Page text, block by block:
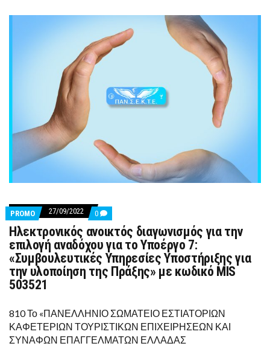
PROMO 27/09/2022 0 COMMENTS
ON
ΗΛΕΚΤΡΟΝΙΚΌΣ
ΑΝΟΙΚΤΌΣ
ΔΙΑΓΩΝΙΣΜΌΣ
ΓΙΑ
ΤΗΝ
ΕΠΙΛΟΓΉ
ΥΠΟΈΡΓΟ
7:
«ΣΥΜΒΟΥΛΕΥΤΙΚΈΣ
ΥΠΗΡΕΣΊΕΣ
Ηλεκτρονικός ανοικτός διαγωνισμός για την
επιλογή αναδόχου για το Υποέργο 7:
«Συμβουλευτικές Υπηρεσίες Υποστήριξης για
την υλοποίηση της Πράξης» με κωδικό MIS
503521
810 Το «ΠΑΝΕΛΛΗΝΙΟ ΣΩΜΑΤΕΙΟ ΕΣΤΙΑΤΟΡΙΩΝ
ΚΑΦΕΤΕΡΙΩΝ ΤΟΥΡΙΣΤΙΚΩΝ ΕΠΙΧΕΙΡΗΣΕΩΝ ΚΑΙ
ΣΥΝΑΦΩΝ ΕΠΑΓΓΕΛΜΑΤΩΝ ΕΛΛΑΔΑΣ